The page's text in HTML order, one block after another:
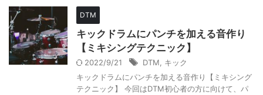
DTM
キックドラムにパンチを加える音作り
【ミキシングテクニック】
2022/9/21 DTM
キック
キックドラムにパンチを加える音作り【ミキシング
テクニック】 今回はDTM初心者の方に向けて、パ